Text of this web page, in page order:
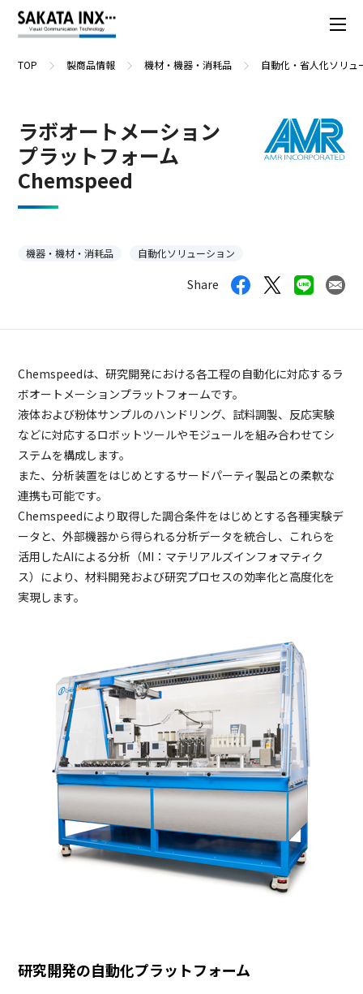
TOP 製商品情報 機材・機器・消耗品 自動化・省人化ソリュ
ラボオートメーション
プラットフォーム
Chemspeed
機器・機材・消耗品 自動化ソリューション
Share
Chemspeedは、研究開発における各工程の自動化に対応するラ
ボオートメーションプラットフォームです。
液体および粉体サンプルのハンドリング、試料調製、反応実験
などに対応するロボットツールやモジュールを組み合わせてシ
ステムを構成します。
また、分析装置をはじめとするサードパーティ製品との柔軟な
連携も可能です。
Chemspeedにより取得した調合条件をはじめとする各種実験デ
ータと、外部機器から得られる分析データを統合し、これらを
活用したAIによる分析（MI：マテリアルズインフォマティク
ス）により、材料開発および研究プロセスの効率化と高度化を
実現します。
研究開発の自動化プラットフォーム